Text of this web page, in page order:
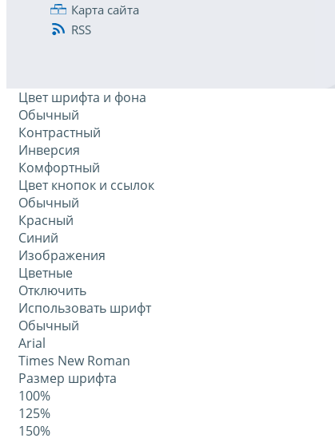
Карта сайта
RSS
Цвет шрифта и фона
Обычный
Контрастный
Инверсия
Комфортный
Цвет кнопок и ссылок
Обычный
Красный
Синий
Изображения
Цветные
Отключить
Использовать шрифт
Обычный
Arial
Times New Roman
Размер шрифта
100%
125%
150%